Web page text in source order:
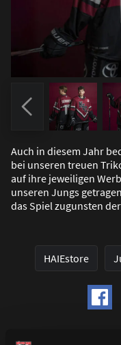
Auch in diesem Jahr
bei unseren treuen
auf ihre jeweiligen
unseren Jungs
das Spiel zugunsten
HAIEstore